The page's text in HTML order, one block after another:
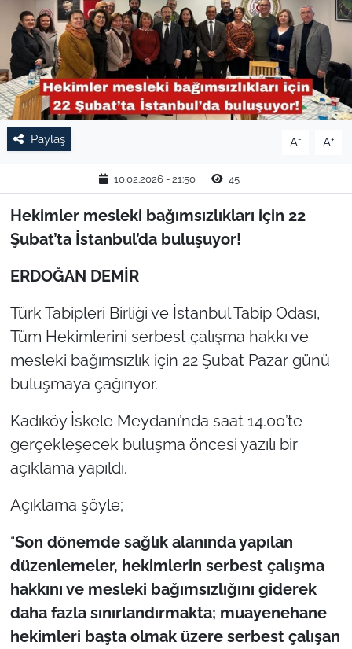
Paylaş A- A+
10.02.2026 - 21:50 45
Hekimler mesleki bağımsızlıkları için 22
Şubat’ta İstanbul’da buluşuyor!
ERDOĞAN DEMİR
Türk Tabipleri Birliği ve İstanbul Tabip Odası,
Tüm Hekimlerini serbest çalışma hakkı ve
mesleki bağımsızlık için 22 Şubat Pazar günü
buluşmaya çağırıyor.
Kadıköy İskele Meydanı’nda saat 14.00’te
gerçekleşecek buluşma öncesi yazılı bir
açıklama yapıldı.
Açıklama şöyle;
“Son dönemde sağlık alanında yapılan
düzenlemeler, hekimlerin serbest çalışma
hakkını ve mesleki bağımsızlığını giderek
daha fazla sınırlandırmakta; muayenehane
hekimleri başta olmak üzere serbest çalışan
TARIM VE HAYVANCILIK
KÜLTÜR SANAT
RESMİ İLAN
SPOR
YAŞAM
EDİRNE
TEKİRDAĞ
KIRKLARELİ
ÇANAKKALE
TÜRKİYE
Bölge
Güvenlik
Genel
Flaş Haber
Dış Haberler